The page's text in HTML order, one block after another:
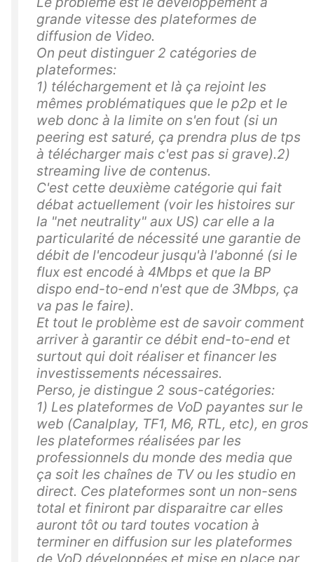
grande vitesse des plateformes de
diffusion de Video.
On peut distinguer 2 catégories de
plateformes:
1) téléchargement et là ça rejoint les
mêmes problématiques que le p2p et le
web donc à la limite on s'en fout (si un
peering est saturé, ça prendra plus de tps
à télécharger mais c'est pas si grave).2)
streaming live de contenus.
C'est cette deuxième catégorie qui fait
débat actuellement (voir les histoires sur
la "net neutrality" aux US) car elle a la
particularité de nécessité une garantie de
débit de l'encodeur jusqu'à l'abonné (si le
flux est encodé à 4Mbps et que la BP
dispo end-to-end n'est que de 3Mbps, ça
va pas le faire).
Et tout le problème est de savoir comment
arriver à garantir ce débit end-to-end et
surtout qui doit réaliser et financer les
investissements nécessaires.
Perso, je distingue 2 sous-catégories:
1) Les plateformes de VoD payantes sur le
web (Canalplay, TF1, M6, RTL, etc), en gros
les plateformes réalisées par les
professionnels du monde des media que
ça soit les chaînes de TV ou les studio en
direct. Ces plateformes sont un non-sens
total et finiront par disparaitre car elles
auront tôt ou tard toutes vocation à
terminer en diffusion sur les plateformes